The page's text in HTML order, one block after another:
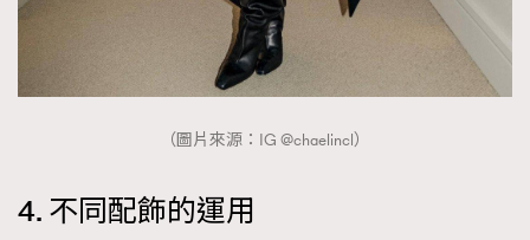
（圖片來源：IG @chaelincl）
4. 不同配飾的運用